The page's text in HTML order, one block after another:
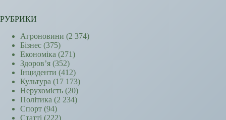
РУБРИКИ
Агроновини (2 374)
Бізнес (375)
Економіка (271)
Здоров’я (352)
Інциденти (412)
Культура (17 173)
Нерухомість (20)
Політика (2 234)
Спорт (94)
Статті (222)